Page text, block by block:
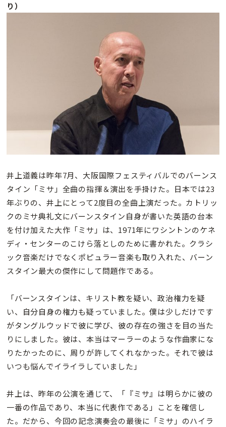
り）
井上道義は昨年7月、大阪国際フェスティバルでのバーンス
タイン「ミサ」全曲の指揮＆演出を手掛けた。日本では23
年ぶりの、井上にとって2度目の全曲上演だった。カトリッ
クのミサ典礼文にバーンスタイン自身が書いた英語の台本
を付け加えた大作「ミサ」は、1971年にワシントンのケネ
ディ・センターのこけら落としのために書かれた。クラシ
ック音楽だけでなくポピュラー音楽も取り入れた、バーン
スタイン最大の傑作にして問題作である。
「バーンスタインは、キリスト教を疑い、政治権力を疑
い、自分自身の権力も疑っていました。僕は少しだけです
がタングルウッドで彼に学び、彼の存在の強さを目の当た
りにしました。彼は、本当はマーラーのような作曲家にな
りたかったのに、周りが許してくれなかった。それで彼は
いつも悩んでイライラしていました」
井上は、昨年の公演を通じて、「『ミサ』は明らかに彼の
一番の作品であり、本当に代表作である」ことを確信し
た。だから、今回の記念演奏会の最後に「ミサ」のハイラ